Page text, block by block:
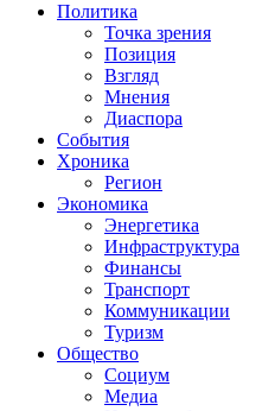
Политика
Точка зрения
Позиция
Взгляд
Мнения
Диаспора
События
Хроника
Регион
Экономика
Энергетика
Инфраструктура
Финансы
Транспорт
Коммуникации
Туризм
Общество
Социум
Медиа